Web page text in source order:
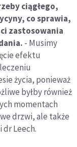
ciągłego,
co sprawia,
zastosowania
- Musimy
efektu
życia, ponieważ
byłby również
momentach
drzwi, ale także
Leech.